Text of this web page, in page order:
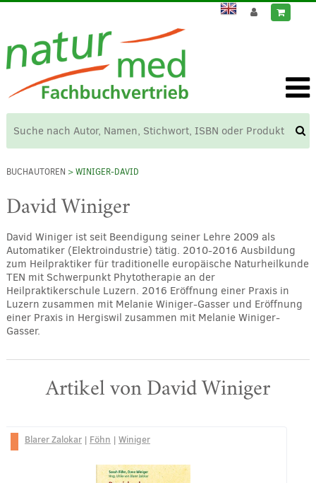
BUCHAUTOREN > WINIGER-DAVID
David Winiger
David Winiger ist seit Beendigung seiner Lehre 2009 als
Automatiker (Elektroindustrie) tätig. 2010-2016 Ausbildung
zum Heilpraktiker für traditionelle europäische Naturheilkunde
TEN mit Schwerpunkt Phytotherapie an der
Heilpraktikerschule Luzern. 2016 Eröffnung einer Praxis in
Luzern zusammen mit Melanie Winiger-Gasser und Eröffnung
einer Praxis in Hergiswil zusammen mit Melanie Winiger-
Gasser.
Artikel von David Winiger
Blarer Zalokar| Föhn | Winiger